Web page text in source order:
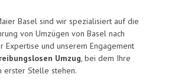
Basel sind wir spezialisiert auf die
von Umzügen von Basel nach
Expertise und unserem Engagement
reibungslosen Umzug, bei dem Ihre
erster Stelle stehen.